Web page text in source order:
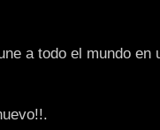
a todo el mundo en